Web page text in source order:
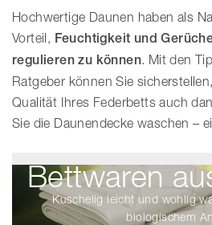
Hochwertige Daunen haben als
Vorteil, Feuchtigkeit und
regulieren zu können. Mit den
Ratgeber können Sie
Qualität Ihres Federbetts auch
Sie die Daunendecke waschen –
Bettwaren
Kuschelig leicht und wohlig
biologischem